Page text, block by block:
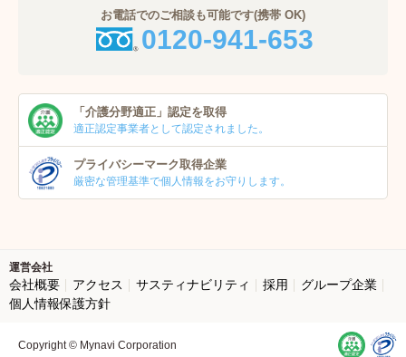
お電話でのご相談も可能です(携帯 OK)
0120-941-653
「介護分野適正」 認定を取得
適正認定事業者として認定されました。
プライバシーマーク取得企業
厳密な管理基準で個人情報をお守りします。
運営会社
会社概要 アクセス サスティナビリティ 採用
グループ企業
個人情報保護方針
Copyright © Mynavi Corporation